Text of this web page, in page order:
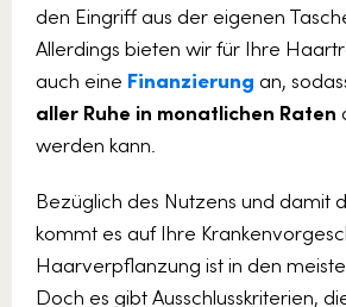
den Eingriff aus der eigenen
Allerdings bieten wir für Ihre
auch eine Finanzierung an,
aller Ruhe in monatlichen Raten
werden kann.
Bezüglich des Nutzens und damit
kommt es auf Ihre
Haarverpflanzung ist in den
Doch es gibt Ausschlusskriterien,